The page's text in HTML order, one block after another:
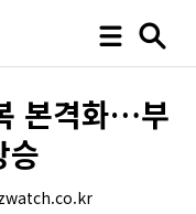
본격화…부
승